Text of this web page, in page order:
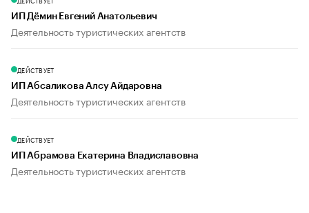
ИП Дёмин Евгений Анатольевич
Деятельность туристических агентств
ДЕЙСТВУЕТ
ИП Абсаликова Алсу Айдаровна
Деятельность туристических агентств
ДЕЙСТВУЕТ
ИП Абрамова Екатерина Владиславовна
Деятельность туристических агентств